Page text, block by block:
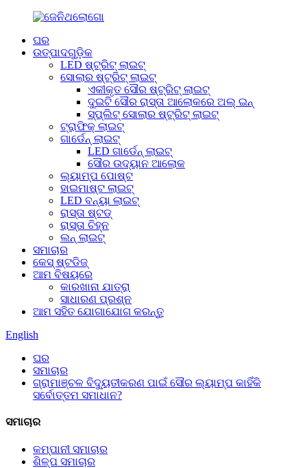
ଘର
ଉତ୍ପାଦଗୁଡ଼ିକ
LED ଷ୍ଟ୍ରିଟ୍ ଲାଇଟ୍
ସୋଲାର ଷ୍ଟ୍ରିଟ୍ ଲାଇଟ୍
ଏକୀକୃତ ସୌର ଷ୍ଟ୍ରିଟ୍ ଲାଇଟ୍
ଦୁଇଟି ସୌର ରାସ୍ତା ଆଲୋକରେ ଅଲ୍ ଇନ୍
ସ୍ପ୍ଲିଟ୍ ସୋଲାର ଷ୍ଟ୍ରିଟ୍ ଲାଇଟ୍
ଟ୍ରାଫିକ୍ ଲାଇଟ୍
ଗାର୍ଡେନ୍ ଲାଇଟ୍
LED ଗାର୍ଡେନ୍ ଲାଇଟ୍
ସୌର ଉଦ୍ୟାନ ଆଲୋକ
ଲ୍ୟାମ୍ପ ପୋଷ୍ଟ
ହାଇମାଷ୍ଟ ଲାଇଟ୍
LED ବନ୍ୟା ଲାଇଟ୍
ରାସ୍ତା ଷ୍ଟଡ୍
ରାସ୍ତା ଚିହ୍ନ
ଲନ୍ ଲାଇଟ୍
ସମାଚାର
କେସ୍ ଷ୍ଟଡିଜ୍
ଆମ ବିଷୟରେ
କାରଖାନା ଯାତ୍ରା
ସାଧାରଣ ପ୍ରଶ୍ନ
ଆମ ସହିତ ଯୋଗାଯୋଗ କରନ୍ତୁ
English
ଘର
ସମାଚାର
ଗ୍ରାମାଞ୍ଚଳ ବିଦ୍ୟୁତୀକରଣ ପାଇଁ ସୌର ଲ୍ୟାମ୍ପ କାହିଁକି
ସର୍ବୋତ୍ତମ ସମାଧାନ?
ସମାଚାର
କମ୍ପାନୀ ସମାଚାର
ଶିଳ୍ପ ସମାଚାର